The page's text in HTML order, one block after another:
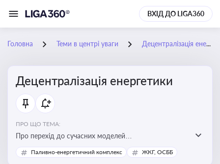
ВХІД ДО LIGA360
Головна Теми в центрі уваги Децентралізація енергетики
Децентралізація енергетики
ПРО ЩО ТЕМА:
Про перехід до сучасних моделей
енергозабезпечення, де виробництво електроенергії
здійснюється ближче до споживача. Це важливо для
Паливно-енергетичний комплекс ЖКГ, ОСББ